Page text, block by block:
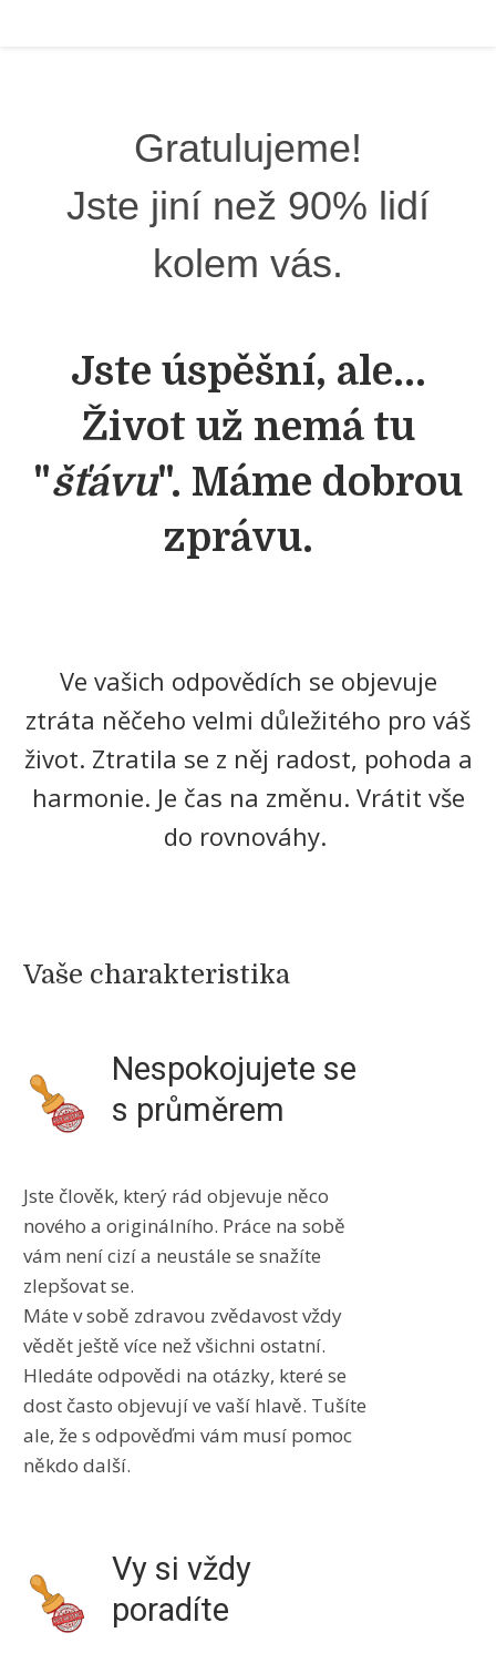
Gratulujeme!
Jste jiní než 90% lidí
kolem vás.
Jste úspěšní, ale...
Život už nemá tu
"šťávu". Máme dobrou
zprávu.
Ve vašich odpovědích se objevuje
ztráta něčeho velmi důležitého pro váš
život. Ztratila se z něj radost, pohoda a
harmonie. Je čas na změnu. Vrátit vše
do rovnováhy.
Vaše c​​​​harakteristika
Nespokojujete se
s průměrem
Jste člověk, který rád objevuje něco
nového a originálního. Práce na sobě
vám není cizí a neustále se snažíte
zlepšovat se.
Máte v sobě zdravou zvědavost vždy
vědět ještě více než všichni ostatní.
Hledáte odpovědi na otázky, které se
dost často objevují ve vaší hlavě. Tušíte
ale, že s odpověďmi vám musí pomoc
někdo další.
Vy si vždy
poradíte